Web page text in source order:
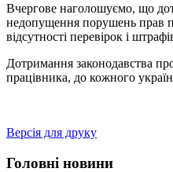
Вчергове наголошуємо, що
недопущення порушень прав
відсутності перевірок і
Дотримання законодавства
працівника, до кожного
Версія для друку
Головні новини